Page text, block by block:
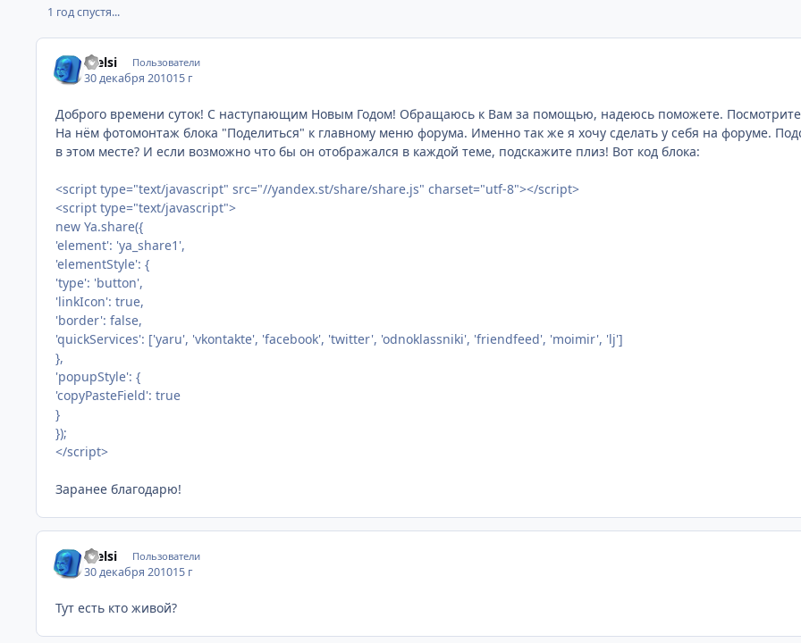
1 год спустя...
Stelsi Пользователи
30 декабря 201015 г
Доброго времени суток! С наступающим Новым Годом! Обращаюсь к Вам за помощью, надеюсь поможете.
На нём фотомонтаж блока "Поделиться" к главному меню форума. Именно так же я хочу сделать у себя на форуме.
в этом месте? И если возможно что бы он отображался в каждой теме, подскажите плиз! Вот код блока:
<script type="text/javascript" src="//yandex.st/share/share.js" charset="utf-8"></script>
<script type="text/javascript">
new Ya.share({
'element': 'ya_share1',
'elementStyle': {
'type': 'button',
'linkIcon': true,
'border': false,
'quickServices': ['yaru', 'vkontakte', 'facebook', 'twitter', 'odnoklassniki', 'friendfeed', 'moimir', 'lj']
},
'popupStyle': {
'copyPasteField': true
}
});
</script>
Заранее благодарю!
Stelsi Пользователи
30 декабря 201015 г
Тут есть кто живой?